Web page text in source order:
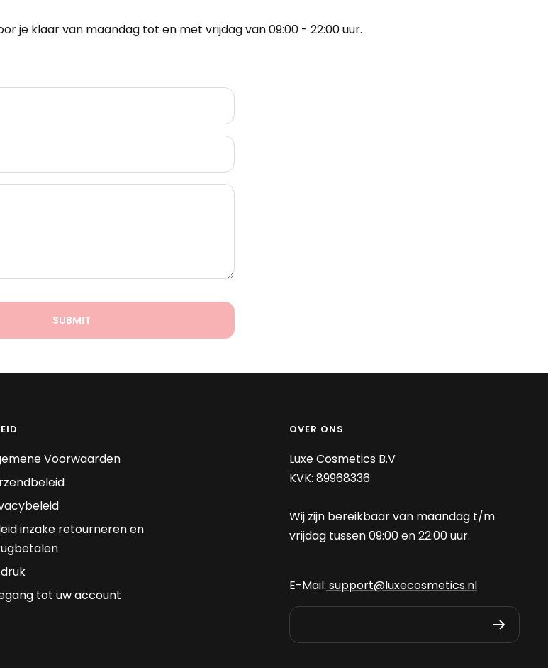
je klaar van maandag tot en met vrijdag van 09:00 - 22:00 uur.
SUBMIT
Voorwaarden
inzake retourneren en
tot uw account
OVER ONS
Luxe Cosmetics B.V
KVK: 89968336
Wij zijn bereikbaar van maandag t/m
vrijdag tussen 09:00 en 22:00 uur.
E-Mail: support@luxecosmetics.nl